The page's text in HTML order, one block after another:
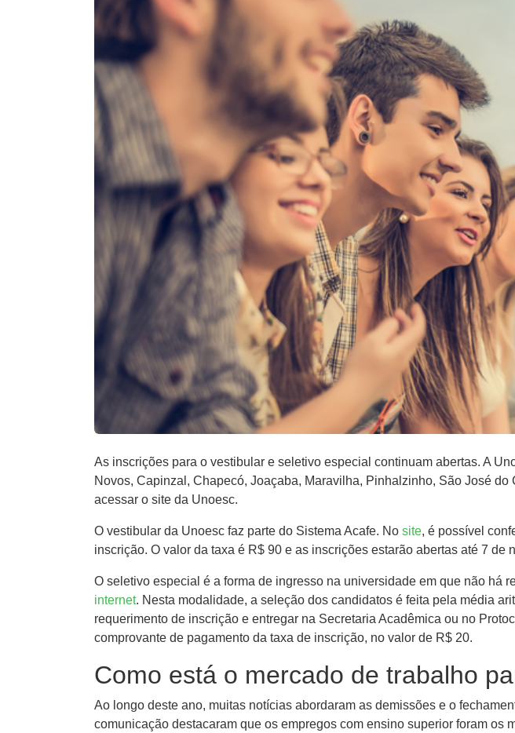
As inscrições para o vestibular e seletivo especial continuam abertas. A
Novos, Capinzal, Chapecó, Joaçaba, Maravilha, Pinhalzinho, São José
acessar o site da Unoesc.
O vestibular da Unoesc faz parte do Sistema Acafe. No site, é possível
inscrição. O valor da taxa é R$ 90 e as inscrições estarão abertas até 7 de
O seletivo especial é a forma de ingresso na universidade em que não há
internet. Nesta modalidade, a seleção dos candidatos é feita pela média
requerimento de inscrição e entregar na Secretaria Acadêmica ou no
comprovante de pagamento da taxa de inscrição, no valor de R$ 20.
Como está o mercado de trabalho
Ao longo deste ano, muitas notícias abordaram as demissões e o
comunicação destacaram que os empregos com ensino superior foram